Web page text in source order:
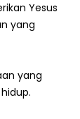
Yesus
yang
yang